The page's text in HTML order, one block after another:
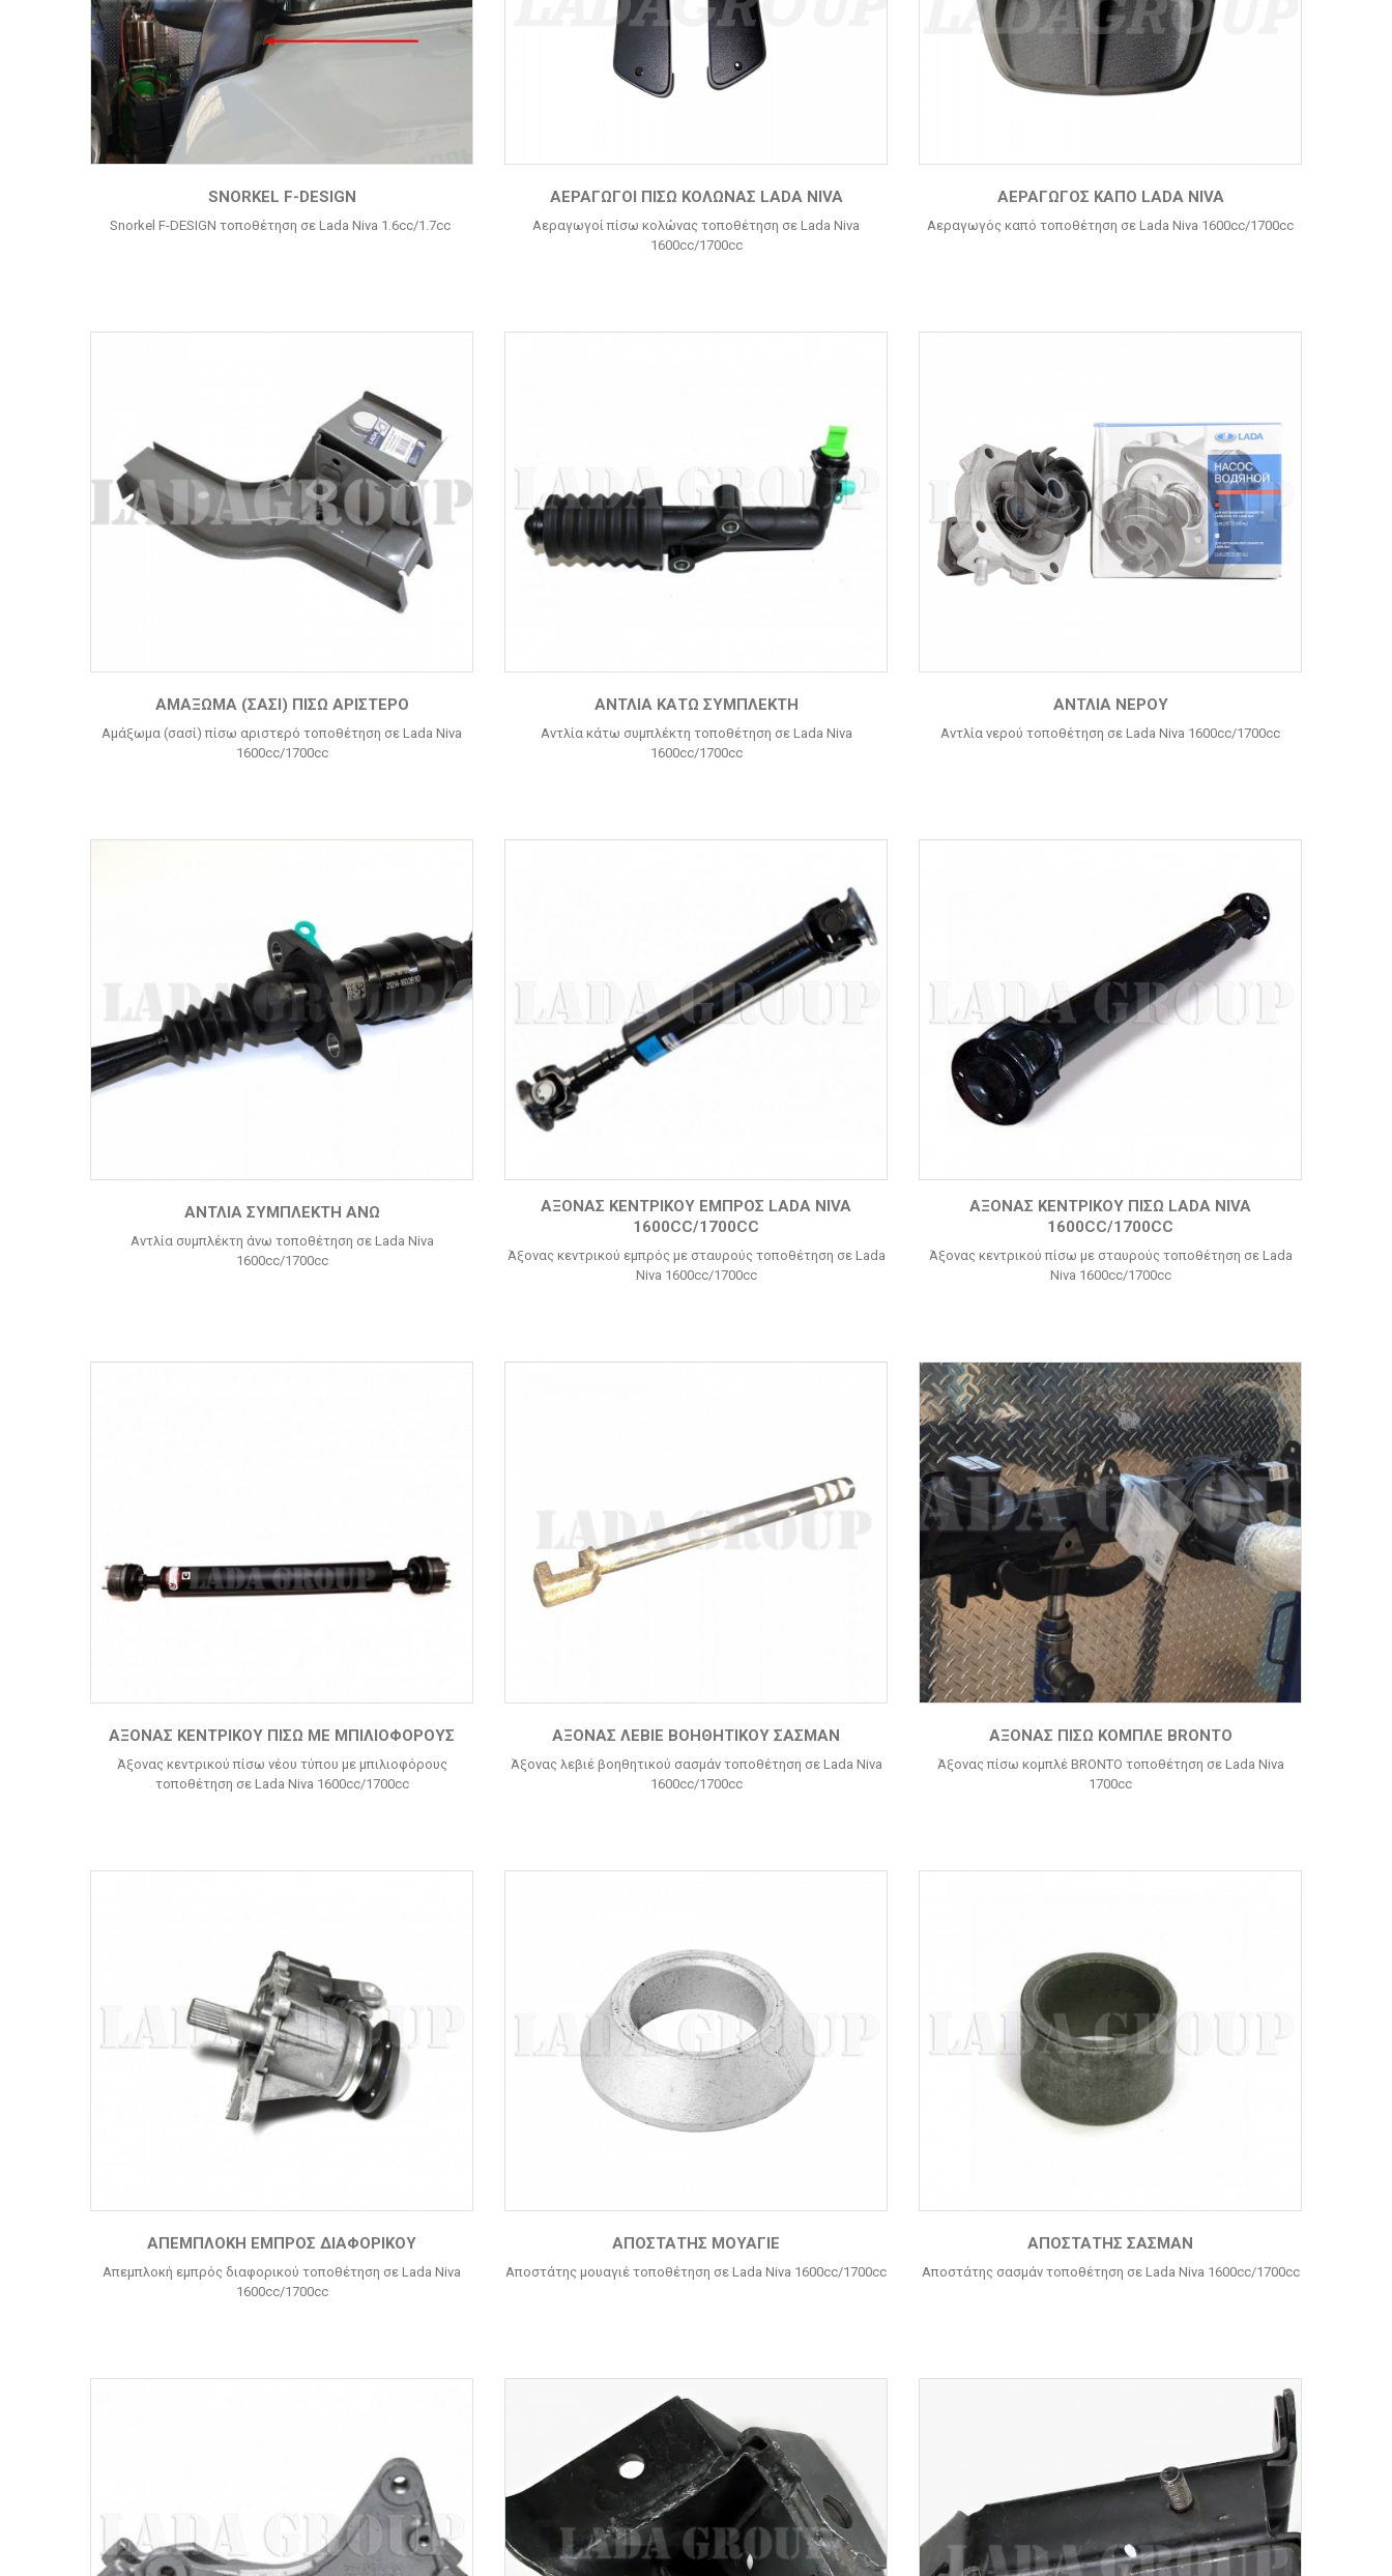
SNORKEL F-DESIGN
Snorkel F-DESIGN τοποθέτηση σε Lada Niva 1.6cc/1.7cc
ΑΕΡΑΓΩΓΟΊ ΠΊΣΩ ΚΟΛΏΝΑΣ LADA NIVA
Αεραγωγοί πίσω κολώνας τοποθέτηση σε Lada Niva
1600cc/1700cc
ΑΕΡΑΓΩΓΌΣ ΚΑΠΌ LADA NIVA
Αεραγωγός καπό τοποθέτηση σε Lada Niva 1600cc/1700cc
ΑΜΆΞΩΜΑ (ΣΑΣΊ) ΠΊΣΩ ΑΡΙΣΤΕΡΌ
Αμάξωμα (σασί) πίσω αριστερό τοποθέτηση σε Lada Niva
1600cc/1700cc
ΑΝΤΛΊΑ ΚΆΤΩ ΣΥΜΠΛΈΚΤΗ
Αντλία κάτω συμπλέκτη τοποθέτηση σε Lada Niva
1600cc/1700cc
ΑΝΤΛΊΑ ΝΕΡΟΎ
Αντλία νερού τοποθέτηση σε Lada Niva 1600cc/1700cc
ΑΝΤΛΊΑ ΣΥΜΠΛΈΚΤΗ ΆΝΩ
Αντλία συμπλέκτη άνω τοποθέτηση σε Lada Niva
1600cc/1700cc
ΆΞΟΝΑΣ ΚΕΝΤΡΙΚΟΎ ΕΜΠΡΌΣ LADA NIVA
1600CC/1700CC
Άξονας κεντρικού εμπρός με σταυρούς τοποθέτηση σε Lada
Niva 1600cc/1700cc
ΆΞΟΝΑΣ ΚΕΝΤΡΙΚΟΎ ΠΊΣΩ LADA NIVA
1600CC/1700CC
Άξονας κεντρικού πίσω με σταυρούς τοποθέτηση σε Lada
Niva 1600cc/1700cc
ΆΞΟΝΑΣ ΚΕΝΤΡΙΚΟΎ ΠΊΣΩ ΜΕ ΜΠΙΛΙΟΦΌΡΟΥΣ
Άξονας κεντρικού πίσω νέου τύπου με μπιλιοφόρους
τοποθέτηση σε Lada Niva 1600cc/1700cc
ΆΞΟΝΑΣ ΛΕΒΙΈ ΒΟΗΘΗΤΙΚΟΎ ΣΑΣΜΆΝ
Άξονας λεβιέ βοηθητικού σασμάν τοποθέτηση σε Lada Niva
1600cc/1700cc
ΆΞΟΝΑΣ ΠΊΣΩ ΚΟΜΠΛΈ BRONTO
Άξονας πίσω κομπλέ BRONTO τοποθέτηση σε Lada Niva
1700cc
ΑΠΕΜΠΛΟΚΉ ΕΜΠΡΌΣ ΔΙΑΦΟΡΙΚΟΎ
Απεμπλοκή εμπρός διαφορικού τοποθέτηση σε Lada Niva
1600cc/1700cc
ΑΠΟΣΤΆΤΗΣ ΜΟΥΑΓΙΈ
Αποστάτης μουαγιέ τοποθέτηση σε Lada Niva 1600cc/1700cc
ΑΠΟΣΤΆΤΗΣ ΣΑΣΜΆΝ
Αποστάτης σασμάν τοποθέτηση σε Lada Niva 1600cc/1700cc